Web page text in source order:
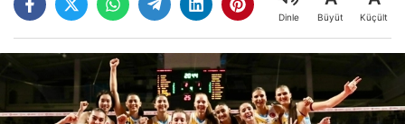
Dinle Büyüt Küçült